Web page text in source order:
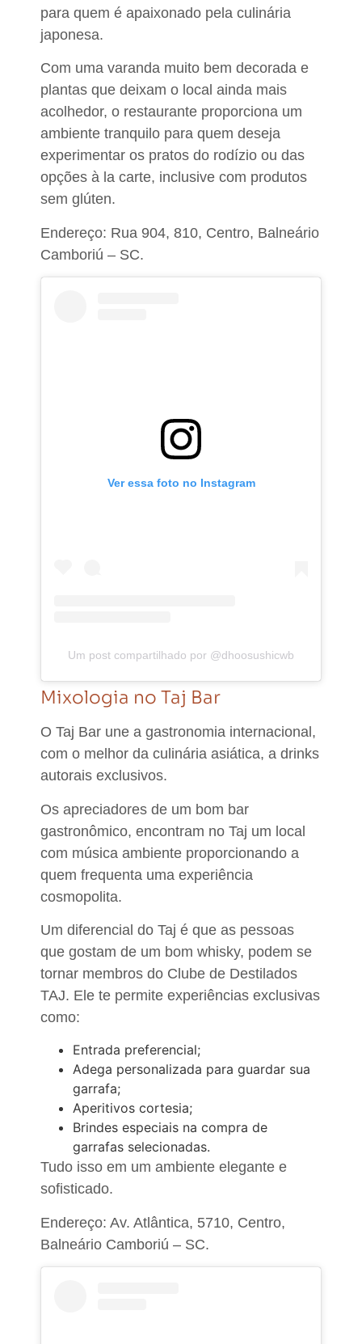
para quem é apaixonado pela culinária
japonesa.
Com uma varanda muito bem decorada e
plantas que deixam o local ainda mais
acolhedor, o restaurante proporciona um
ambiente tranquilo para quem deseja
experimentar os pratos do rodízio ou das
opções à la carte, inclusive com produtos
sem glúten.
Endereço: Rua 904, 810, Centro, Balneário
Camboriú – SC.
Ver essa foto no Instagram
Um post compartilhado por @dhoosushicwb
Mixologia no Taj Bar
O Taj Bar une a gastronomia internacional,
com o melhor da culinária asiática, a drinks
autorais exclusivos.
Os apreciadores de um bom bar
gastronômico, encontram no Taj um local
com música ambiente proporcionando a
quem frequenta uma experiência
cosmopolita.
Um diferencial do Taj é que as pessoas
que gostam de um bom whisky, podem se
tornar membros do Clube de Destilados
TAJ. Ele te permite experiências exclusivas
como:
Entrada preferencial;
Adega personalizada para guardar sua
garrafa;
Aperitivos cortesia;
Brindes especiais na compra de
garrafas selecionadas.
Tudo isso em um ambiente elegante e
sofisticado.
Endereço: Av. Atlântica, 5710, Centro,
Balneário Camboriú – SC.